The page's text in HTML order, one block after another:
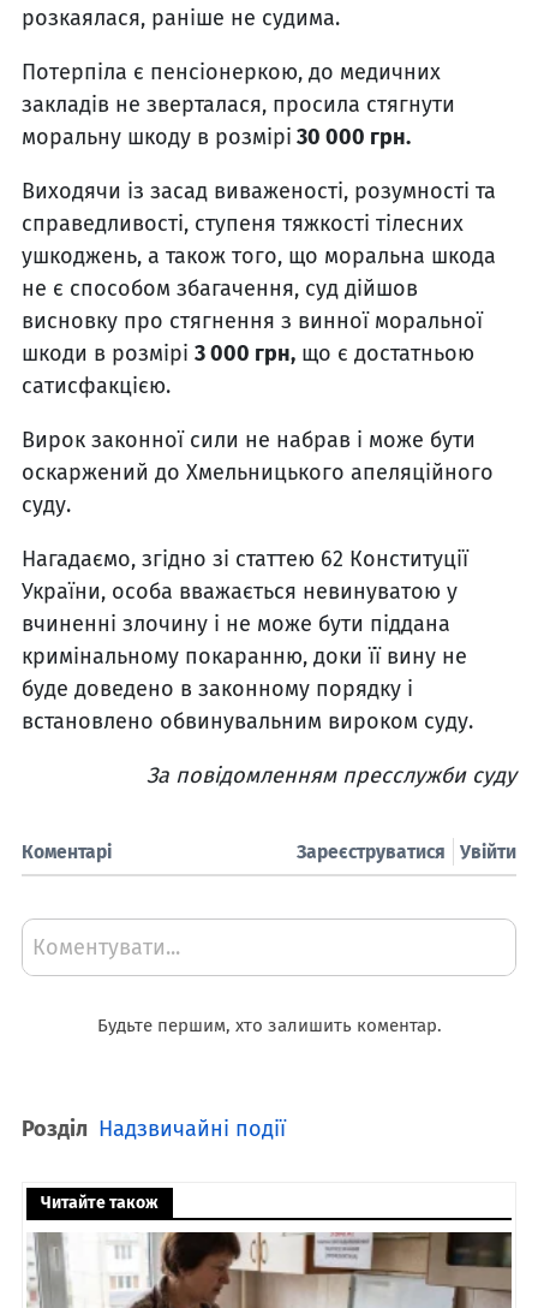
розкаялася, раніше не судима.
Потерпіла є пенсіонеркою, до медичних
закладів не зверталася, просила стягнути
моральну шкоду в розмірі 30 000 грн.
Виходячи із засад виваженості, розумності та
справедливості, ступеня тяжкості тілесних
ушкоджень, а також того, що моральна шкода
не є способом збагачення, суд дійшов
висновку про стягнення з винної моральної
шкоди в розмірі 3 000 грн, що є достатньою
сатисфакцією.
Вирок законної сили не набрав і може бути
оскаржений до Хмельницького апеляційного
суду.
Нагадаємо, згідно зі статтею 62 Конституції
України, особа вважається невинуватою у
вчиненні злочину і не може бути піддана
кримінальному покаранню, доки її вину не
буде доведено в законному порядку і
встановлено обвинувальним вироком суду.
За повідомленням пресслужби суду
Коментарі Увійти
Зареєструватися
Коментувати...
Будьте першим, хто залишить коментар.
Розділ Надзвичайні події
Читайте також